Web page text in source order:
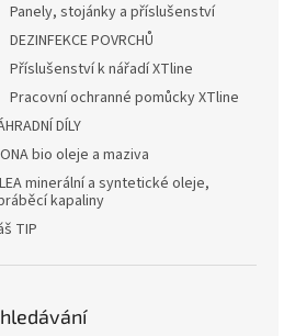
Panely, stojánky a příslušenství
DEZINFEKCE POVRCHŮ
Příslušenství k nářadí XTline
Pracovní ochranné pomůcky XTline
DÍLY
bio oleje a maziva
minerální a syntetické oleje,
kapaliny
TIP